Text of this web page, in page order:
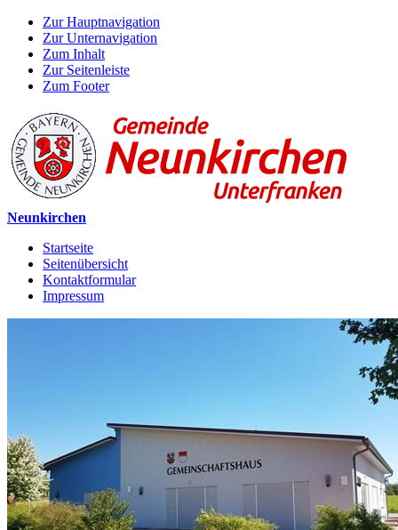
Zur Hauptnavigation
Zur Unternavigation
Zum Inhalt
Zur Seitenleiste
Zum Footer
Neunkirchen
Startseite
Seitenübersicht
Kontaktformular
Impressum